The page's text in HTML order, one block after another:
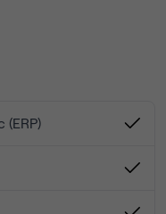
génération.
et studios photo
parking libre.